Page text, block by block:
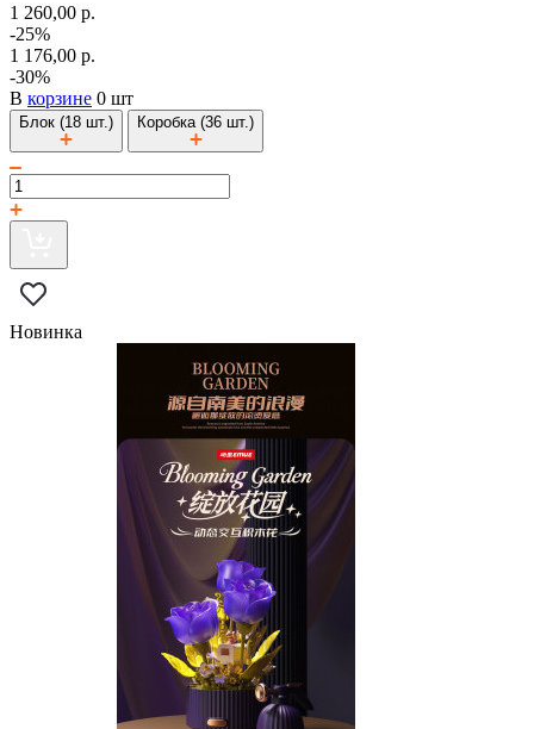
1 260,00 р.
-25%
1 176,00 р.
-30%
В корзине 0 шт
Блок (18 шт.) Коробка (36 шт.)
Новинка